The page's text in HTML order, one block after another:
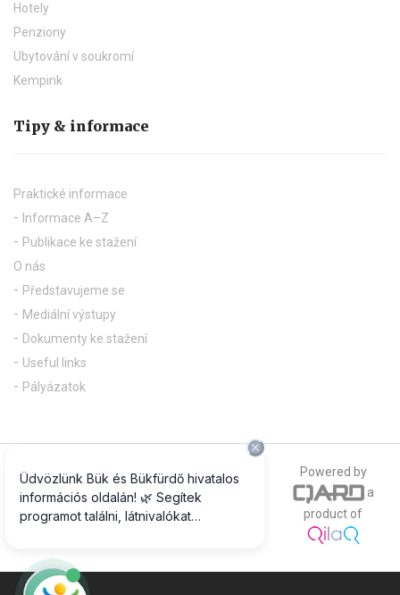
Hotely
Penziony
Ubytování v soukromí
Kempink
Tipy & informace
Praktické informace
Informace A–Z
Publikace ke stažení
O nás
Představujeme se
Mediální výstupy
Dokumenty ke stažení
Useful links
Pályázatok
© 2018 All rights reserved
The official photograph of our website is
www.csepregiphotography.hu
Powered by
a
product of